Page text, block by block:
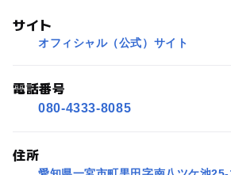
サイト
オフィシャル（公式）サイト
電話番号
080-4333-8085
住所